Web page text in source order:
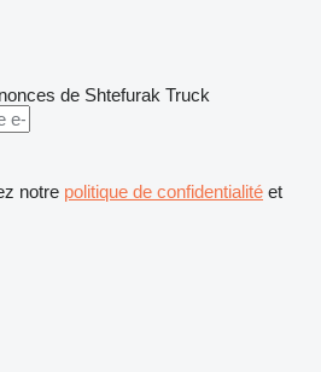
de Shtefurak Truck
notre politique de confidentialité et